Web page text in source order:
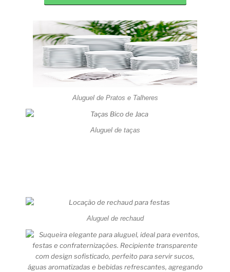
Aluguel de Pratos e Talheres
Aluguel de taças
Aluguel de rechaud